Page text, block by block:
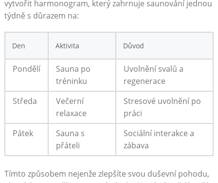
vytvořit harmonogram, který zahrnuje saunování jednou
týdně s důrazem na:
Den Aktivita Důvod
Pondělí
Sauna po
tréninku
Uvolnění svalů a
regenerace
Středa
Večerní
relaxace
Stresové uvolnění po
práci
Pátek
Sauna s
přáteli
Sociální interakce a
zábava
Tímto způsobem nejenže zlepšíte svou duševní pohodu,